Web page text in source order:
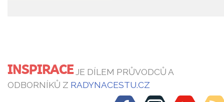
INSPIRACEJE DÍLEM PRŮVODCŮ A
ODBORNÍKŮ Z RADYNACESTU.CZ